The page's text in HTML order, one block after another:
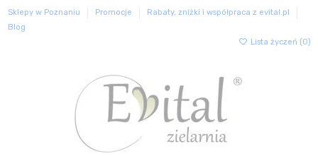
Sklepy w Poznaniu Promocje
Rabaty, zniżki i współpraca z evital.pl
Blog
Lista życzeń (0)